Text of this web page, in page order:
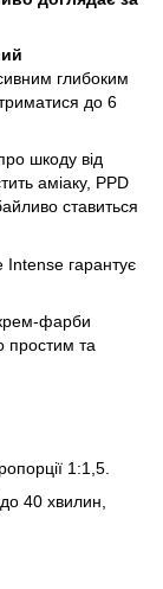
глибоким
до 6
шкоду від
аміаку, PPD
ставиться
Intense гарантує
фарби
простим та
1:1,5.
40 хвилин,